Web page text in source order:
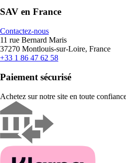
SAV en France
Contactez-nous
11 rue Bernard Maris
37270 Montlouis-sur-Loire, France
+33 1 86 47 62 58
Paiement sécurisé
Achetez sur notre site en toute